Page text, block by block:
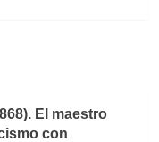
El maestro
con